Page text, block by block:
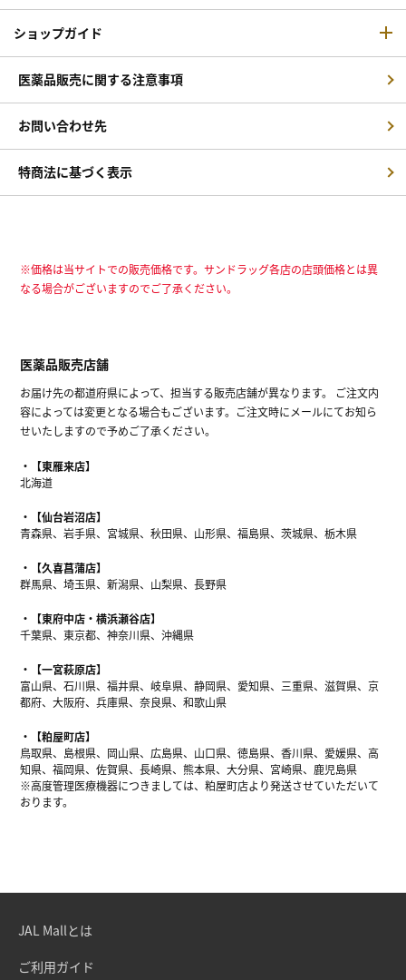
ショップガイド
医薬品販売に関する注意事項
お問い合わせ先
特商法に基づく表示
※価格は当サイトでの販売価格です。サンドラッグ各店の店頭価格とは異
なる場合がございますのでご了承ください。
医薬品販売店舗
お届け先の都道府県によって、担当する販売店舗が異なります。 ご注文内
容によっては変更となる場合もございます。ご注文時にメールにてお知ら
せいたしますので予めご了承ください。
【東雁来店】
北海道
【仙台岩沼店】
青森県、岩手県、宮城県、秋田県、山形県、福島県、茨城県、栃木県
【久喜菖蒲店】
群馬県、埼玉県、新潟県、山梨県、長野県
【東府中店・横浜瀬谷店】
千葉県、東京都、神奈川県、沖縄県
【一宮萩原店】
富山県、石川県、福井県、岐阜県、静岡県、愛知県、三重県、滋賀県、京
都府、大阪府、兵庫県、奈良県、和歌山県
【粕屋町店】
鳥取県、島根県、岡山県、広島県、山口県、徳島県、香川県、愛媛県、高
知県、福岡県、佐賀県、長崎県、熊本県、大分県、宮崎県、鹿児島県
※高度管理医療機器につきましては、粕屋町店より発送させていただいて
おります。
JAL Mallとは
ご利用ガイド